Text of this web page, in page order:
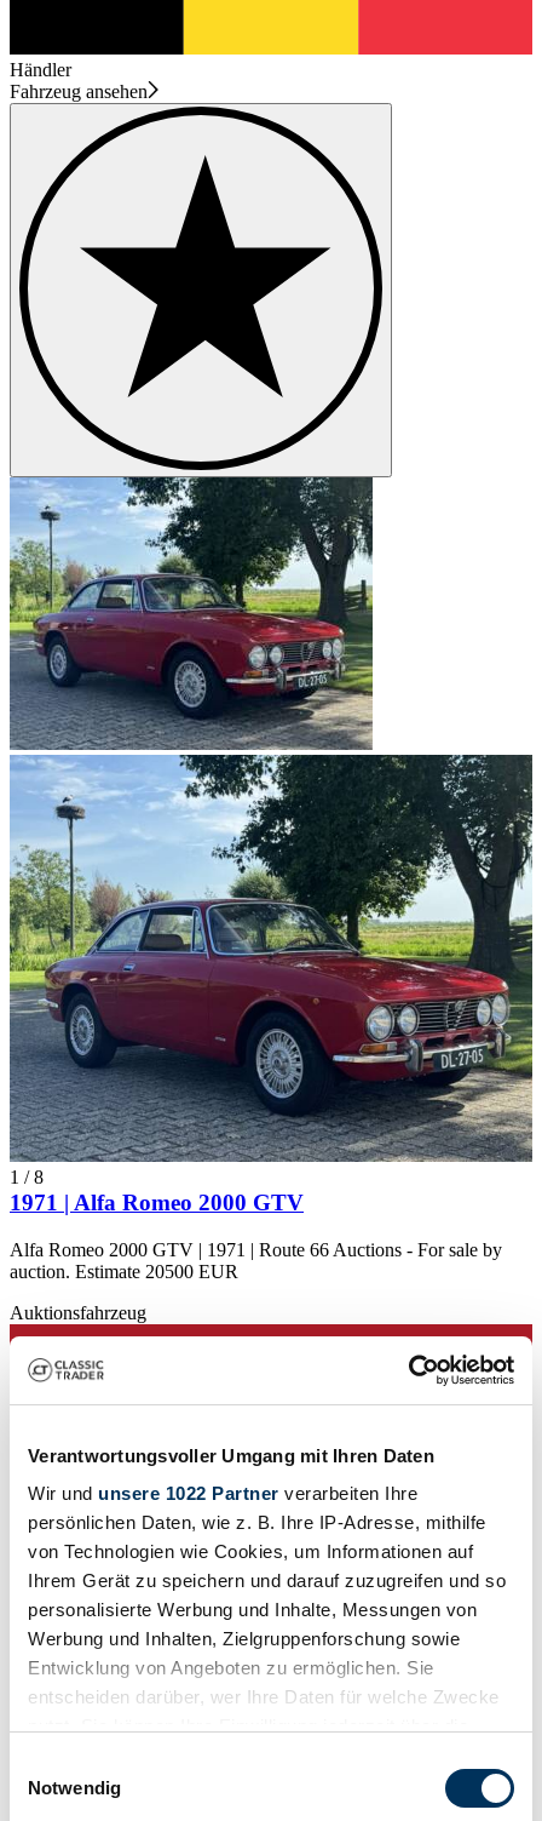
Verantwortungsvoller Umgang mit Ihren Daten
Wir und unsere 1022 Partner verarbeiten Ihre
persönlichen Daten, wie z. B. Ihre IP-Adresse, mithilfe
von Technologien wie Cookies, um Informationen auf
Ihrem Gerät zu speichern und darauf zuzugreifen und so
personalisierte Werbung und Inhalte, Messungen von
Werbung und Inhalten, Zielgruppenforschung sowie
Entwicklung von Angeboten zu ermöglichen. Sie
entscheiden darüber, wer Ihre Daten für welche Zwecke
Trigger Symbol ändern oder widerrufen
Notwendig
Händler
Fahrzeug ansehen
1 /8
1971 | Alfa Romeo 2000 GTV
Alfa Romeo 2000 GTV | 1971 | Route 66 Auctions - For sale by
auction. Estimate 20500 EUR
Auktionsfahrzeug
Auktionshaus
Karosserieform